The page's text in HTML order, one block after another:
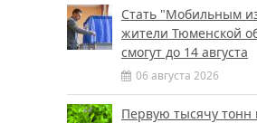
Стать "Мобильным
жители Тюменской
смогут до 14 августа
06 августа 2026
Первую тысячу тонн